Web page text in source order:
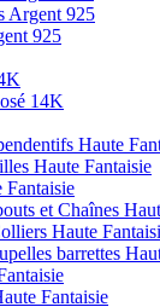
Argent 925
925
14K
Haute
Haute Fantaisie
Fantaisie
et Chaînes
Haute
barrettes
Fantaisie